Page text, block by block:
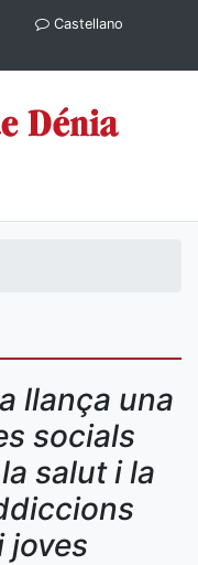
Castellano
llança una
socials
salut i la
joves